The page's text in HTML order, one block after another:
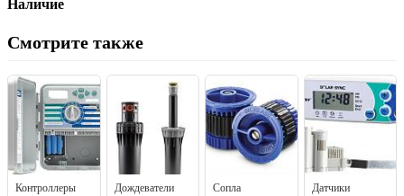
Наличие
Смотрите также
Контроллеры Дождеватели Сопла Датчики